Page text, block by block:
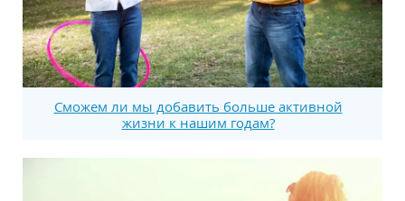
Сможем ли мы добавить больше активной
жизни к нашим годам?